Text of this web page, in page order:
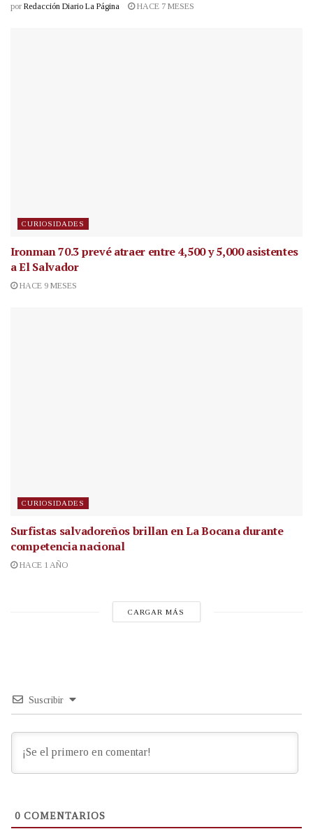
por Redacción Diario La Página HACE 7 MESES
CURIOSIDADES
Ironman 70.3 prevé atraer entre 4,500 y 5,000 asistentes
a El Salvador
HACE 9 MESES
CURIOSIDADES
Surfistas salvadoreños brillan en La Bocana durante
competencia nacional
HACE 1 AÑO
CARGAR MÁS
Suscribir
0 COMENTARIOS